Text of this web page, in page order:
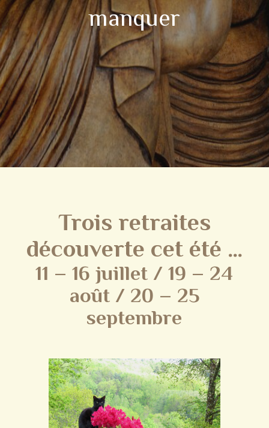
manquer
Trois retraites
découverte cet été …
11 – 16 juillet / 19 – 24
août / 20 – 25
septembre